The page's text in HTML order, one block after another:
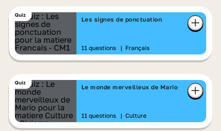
Quiz
Les signes de ponctuation
11 questions | Français
Quiz
Le monde merveilleux de Mario
11 questions | Culture